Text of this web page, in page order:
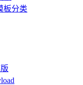
板分类